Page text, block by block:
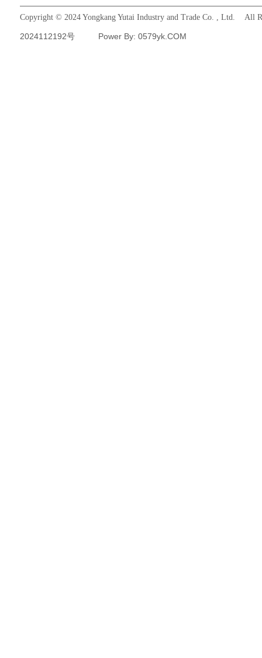
Copyright © 2024 Yongkang Yutai Industry and Trade Co. , Ltd. All
2024112192号 Power By: 0579yk.COM